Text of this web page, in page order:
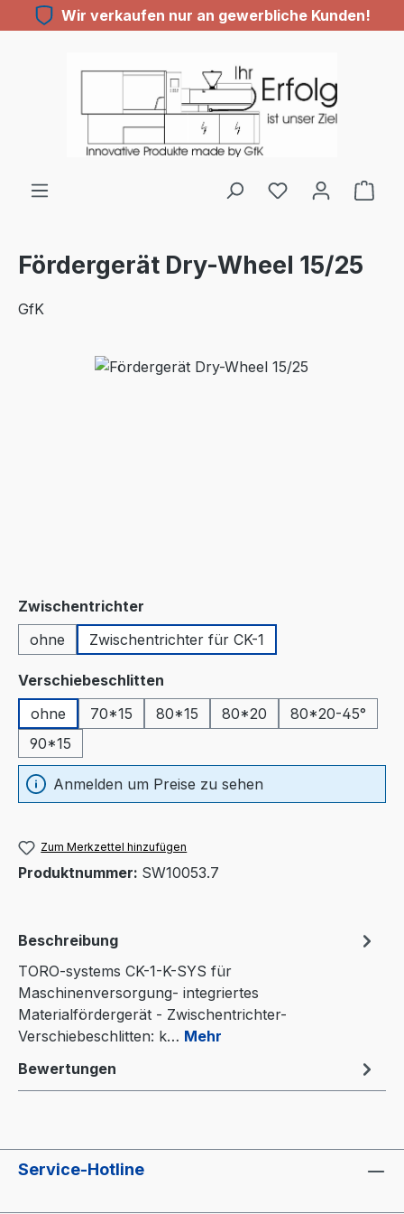
Zum Hauptinhalt springen
Wir verkaufen nur an gewerbliche Kunden!
Du hast 0
Fördergerät Dry-Wheel 15/25
GfK
Bildergalerie überspringen
Zwischentrichter
ohne
Zwischentrichter für CK-1
Verschiebeschlitten
ohne
70*15 80*15 80*20
80*20-45°
90*15
Anmelden um Preise zu sehen
Zum Merkzettel hinzufügen
Produktnummer: SW10053.7
Beschreibung
TORO-systems CK-1-K-SYS für
Maschinenversorgung- integriertes
Materialfördergerät - Zwischentrichter-
Verschiebeschlitten: k… Mehr
Bewertungen
Service-Hotline